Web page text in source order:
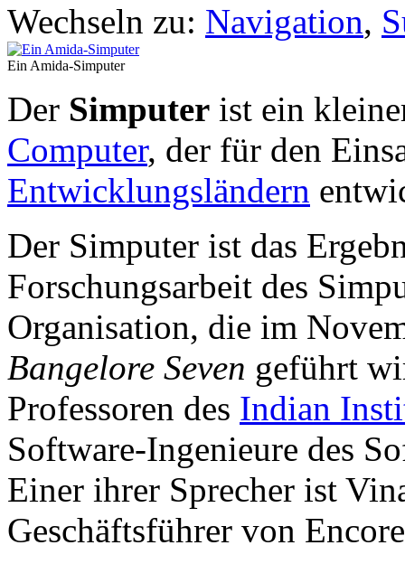
Wechseln zu: Navigation,
Ein Amida-Simputer
Der Simputer ist ein
Computer, der für den
Entwicklungsländern
Der Simputer ist das
Forschungsarbeit des
Organisation, die im
Bangelore Seven geführt
Professoren des Indian
Software-Ingenieure des
Einer ihrer Sprecher ist
Geschäftsführer von